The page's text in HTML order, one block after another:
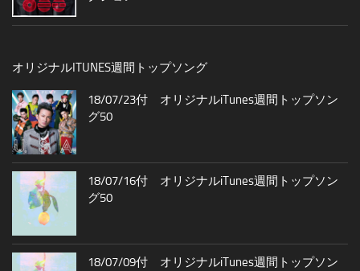
オリジナルITUNES週間トップソング
18/07/23付 オリジナルiTunes週間トップソン
グ50
18/07/16付 オリジナルiTunes週間トップソン
グ50
18/07/09付 オリジナルiTunes週間トップソン